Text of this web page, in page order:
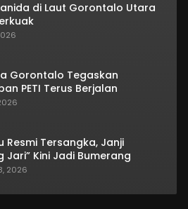
di Laut Gorontalo Utara
Gorontalo Tegaskan
PETI Terus Berjalan
Resmi Tersangka, Janji
Jari” Kini Jadi Bumerang
2026